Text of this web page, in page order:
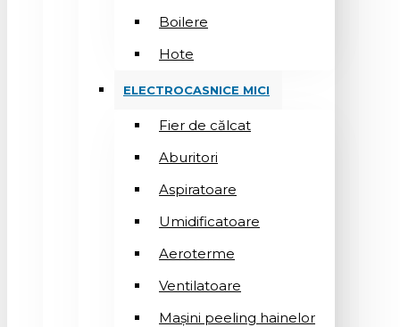
Boilere
Hote
ELECTROCASNICE MICI
Fier de călcat
Aburitori
Aspiratoare
Umidificatoare
Aeroterme
Ventilatoare
Mașini peeling hainelor